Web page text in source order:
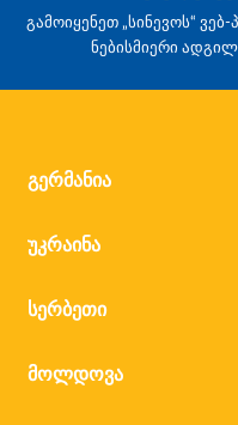
გამოიყენეთ „სინევოს“
ნებისმიერი
გერმანია
უკრაინა
სერბეთი
მოლდოვა